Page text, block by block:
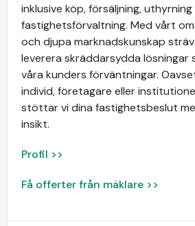
inklusive köp, försäljning,
fastighetsförvaltning. Med vårt
och djupa marknadskunskap
leverera skräddarsydda lösningar
våra kunders förväntningar.
individ, företagare eller
stöttar vi dina fastighetsbeslut
insikt.
Profil >>
Få offerter från mäklare >>